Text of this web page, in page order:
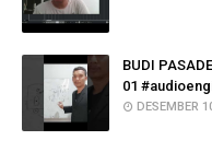
BUDI
01
DESEMBER